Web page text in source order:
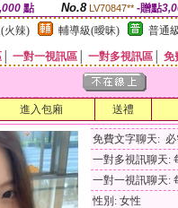
點 No.8 LV70847** -贈點
火辣) 輔導級(曖昧) 普通
一對一視訊區 一對多視訊區 免
進入包廂 送禮
免費文字聊天:
一對多視訊聊天:
一對一視訊聊天:
性別: 女性